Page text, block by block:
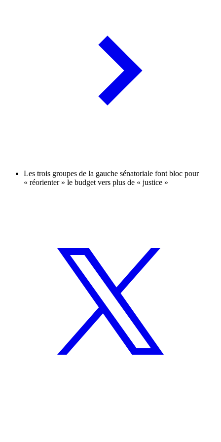
Les trois groupes de la gauche sénatoriale font bloc pour
« réorienter » le budget vers plus de « justice »